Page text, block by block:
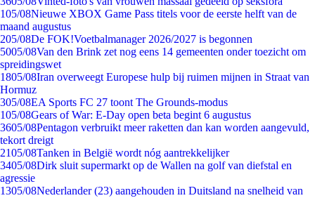
105/08Nieuwe XBOX Game Pass titels voor de eerste helft van de
maand augustus
205/08De FOK!Voetbalmanager 2026/2027 is begonnen
5005/08Van den Brink zet nog eens 14 gemeenten onder toezicht om
spreidingswet
1805/08Iran overweegt Europese hulp bij ruimen mijnen in Straat van
Hormuz
305/08EA Sports FC 27 toont The Grounds-modus
105/08Gears of War: E-Day open beta begint 6 augustus
3605/08Pentagon verbruikt meer raketten dan kan worden aangevuld,
tekort dreigt
2105/08Tanken in België wordt nóg aantrekkelijker
3405/08Dirk sluit supermarkt op de Wallen na golf van diefstal en
agressie
1305/08Nederlander (23) aangehouden in Duitsland na snelheid van